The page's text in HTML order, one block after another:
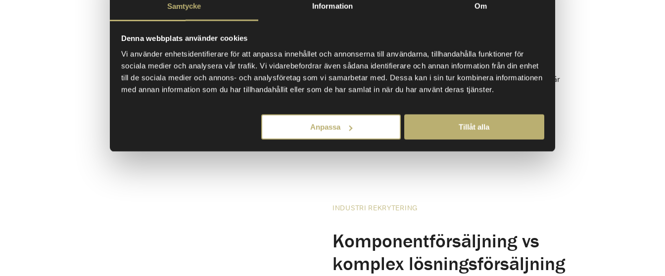
Samtycke Information Om
Denna webbplats använder cookies
Vi använder enhetsidentifierare för att anpassa innehållet och annonserna till användarna, tillhandahålla funktioner för
sociala medier och analysera vår trafik. Vi vidarebefordrar även sådana identifierare och annan information från din enhet
till de sociala medier och annons- och analysföretag som vi samarbetar med. Dessa kan i sin tur kombinera informationen
med annan information som du har tillhandahållit eller som de har samlat in när du har använt deras tjänster.
Anpassa Tillåt alla
dem som betyder mest. Här är kontinuitet och
sätter strukturen och driver resultatet.
Exportansvaret kräver dessutom rätt språk,
marknadskännedom och förmåga att bygga affär
på distans. Båda är affärskritiska roller där en
INDUSTRI REKRYTERING
Komponentförsäljning vs
komplex lösningsförsäljning